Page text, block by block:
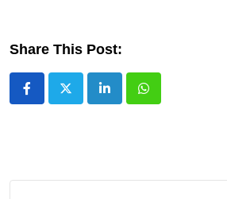
Share This Post:
LinkedInWhatsapp